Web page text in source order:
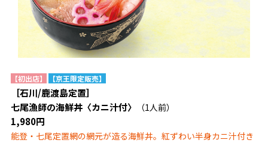
【初出店】 【京王限定販売】
［石川/鹿渡島定置］
七尾漁師の海鮮丼〈カニ汁付〉
（1人前）
1,980円
能登・七尾定置網の網元が造る海鮮丼。紅ずわい半身カニ汁付き